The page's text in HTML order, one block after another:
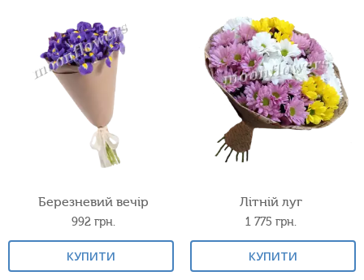
Березневий вечір
992 грн.
КУПИТИ
Літній луг
1 775 грн.
КУПИТИ